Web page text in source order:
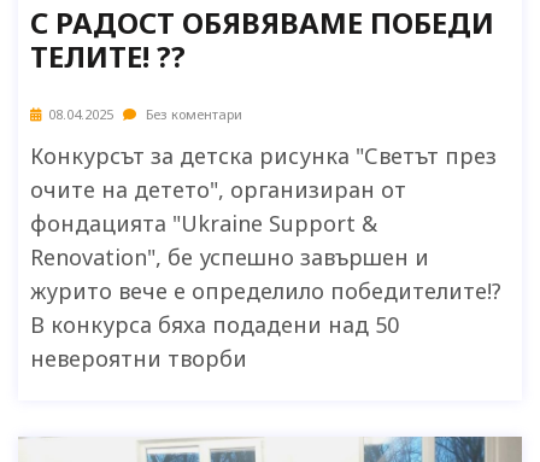
С РАДОСТ ОБЯВЯВАМЕ ПОБЕДИ
ТЕЛИТЕ! ??
08.04.2025 Без коментари
Конкурсът за детска рисунка "Светът през
очите на детето", организиран от
фондацията "Ukraine Support &
Renovation", бе успешно завършен и
журито вече е определило победителите!?
В конкурса бяха подадени над 50
невероятни творби